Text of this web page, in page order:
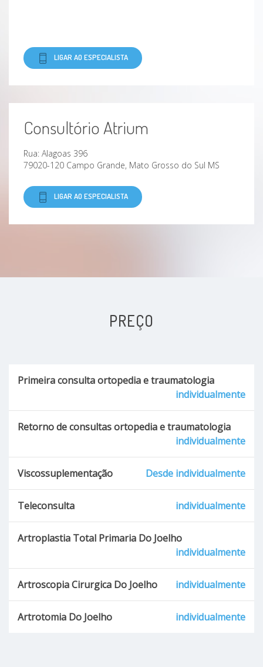
LIGAR AO ESPECIALISTA
Consultório Atrium
Rua: Alagoas 396
79020-120 Campo Grande, Mato Grosso do Sul MS
LIGAR AO ESPECIALISTA
PREÇO
Primeira consulta ortopedia e traumatologia
individualmente
Retorno de consultas ortopedia e traumatologia
individualmente
Viscossuplementação Desde individualmente
Teleconsulta individualmente
Artroplastia Total Primaria Do Joelho
individualmente
Artroscopia Cirurgica Do Joelho individualmente
Artrotomia Do Joelho individualmente